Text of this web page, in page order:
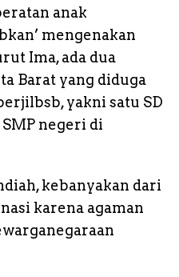
anak
mengenakan
Ima, ada dua
Barat yang diduga
yakni satu SD
negeri di
kebanyakan dari
karena agaman